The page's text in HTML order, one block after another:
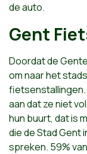
de auto.
Gent
Doordat de
om naar het
aan dat ze niet
hun buurt, dat is
die de Stad Gent
spreken. 59%